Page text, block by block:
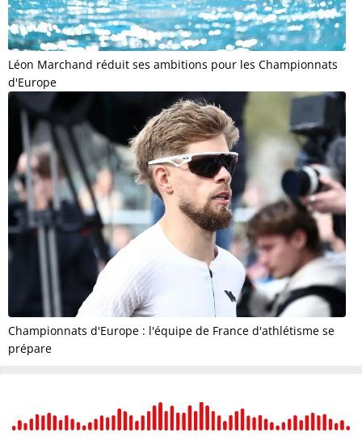
Léon Marchand réduit ses ambitions pour les Championnats
d'Europe
Championnats d'Europe : l'équipe de France d'athlétisme se
prépare